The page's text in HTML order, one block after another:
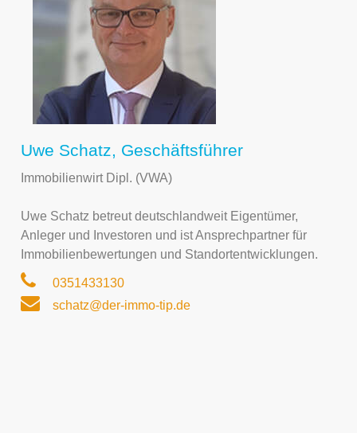
Uwe Schatz, Geschäftsführer
Immobilienwirt Dipl. (VWA)
Uwe Schatz betreut deutschlandweit Eigentümer,
Anleger und Investoren und ist Ansprechpartner für
Immobilienbewertungen und Standortentwicklungen.
0351433130
schatz@der-immo-tip.de